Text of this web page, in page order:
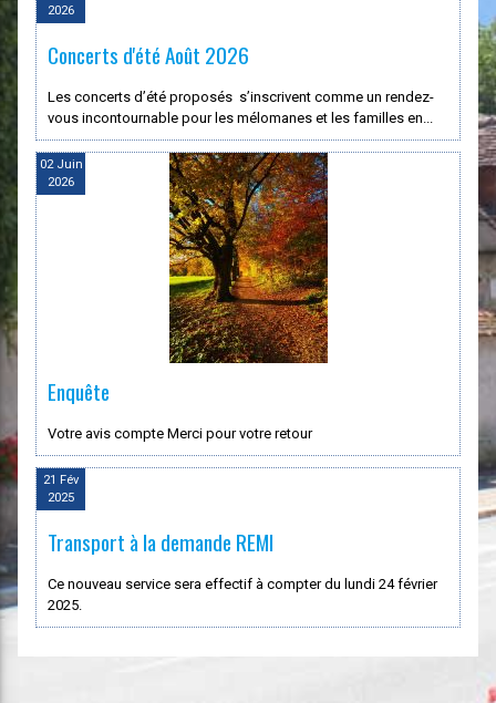
2026
Concerts d'été Août 2026
Les concerts d’été proposés s’inscrivent comme un rendez-
vous incontournable pour les mélomanes et les familles en...
02 Juin
2026
Enquête
Votre avis compte Merci pour votre retour
21 Fév
2025
Transport à la demande REMI
Ce nouveau service sera effectif à compter du lundi 24 février
2025.